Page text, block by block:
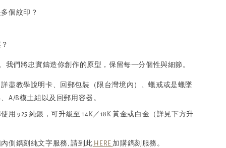
個紋印？
我們將忠實鑄造你創作的原型，保留每一分個性與細節。
詳盡教學說明卡、回郵包裝（限台灣境內）、蠟戒或是蠟墜
A/B模土組以及回郵用容器。
用 925 純銀，可升級至 14K／18K 黃金或白金（詳見下方升
側鐫刻純文字服務, 請到此 HERE 加購鐫刻服務。